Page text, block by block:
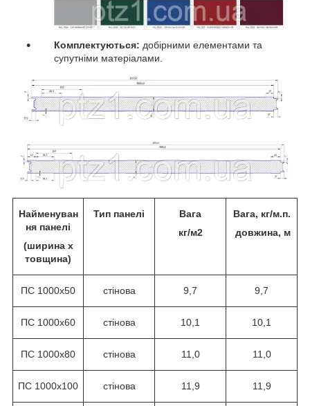
Комплектуються: добірними елементами та
супутніми матеріалами.
Найменуван
ня панелі
(ширина х
товщина)
Тип панелі
Вага
кг/м2
Вага, кг/м.п.
довжина, м
ПС 1000х50 стінова 9,7 9,7
ПС 1000х60 стінова 10,1 10,1
ПС 1000х80 стінова 11,0 11,0
ПС 1000х100 стінова 11,9 11,9